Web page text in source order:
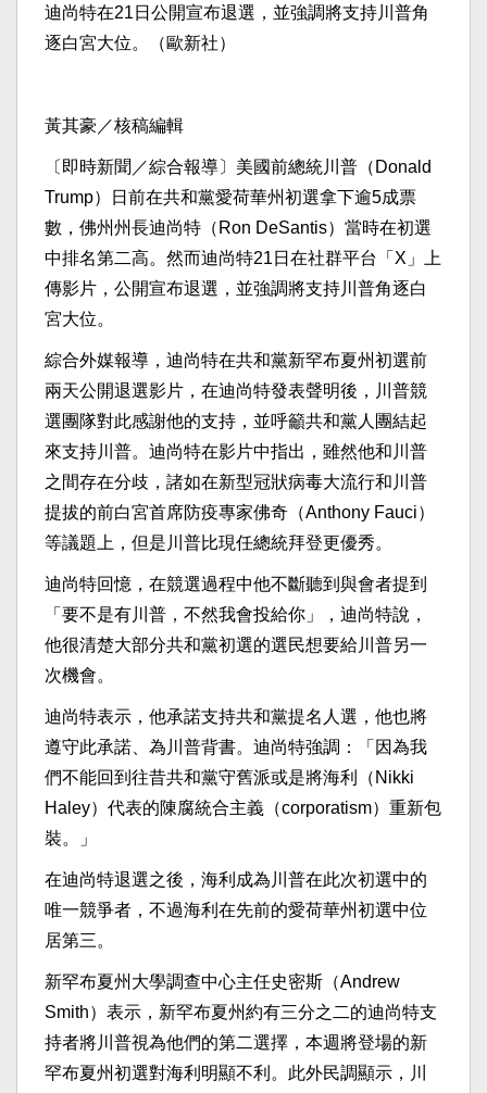
迪尚特在21日公開宣布退選，並強調將支持川普角
逐白宮大位。（歐新社）
黃其豪／核稿編輯
〔即時新聞／綜合報導〕美國前總統川普（Donald
Trump）日前在共和黨愛荷華州初選拿下逾5成票
數，佛州州長迪尚特（Ron DeSantis）當時在初選
中排名第二高。然而迪尚特21日在社群平台「X」上
傳影片，公開宣布退選，並強調將支持川普角逐白
宮大位。
綜合外媒報導，迪尚特在共和黨新罕布夏州初選前
兩天公開退選影片，在迪尚特發表聲明後，川普競
選團隊對此感謝他的支持，並呼籲共和黨人團結起
來支持川普。迪尚特在影片中指出，雖然他和川普
之間存在分歧，諸如在新型冠狀病毒大流行和川普
提拔的前白宮首席防疫專家佛奇（Anthony Fauci）
等議題上，但是川普比現任總統拜登更優秀。
迪尚特回憶，在競選過程中他不斷聽到與會者提到
「要不是有川普，不然我會投給你」，迪尚特說，
他很清楚大部分共和黨初選的選民想要給川普另一
次機會。
迪尚特表示，他承諾支持共和黨提名人選，他也將
遵守此承諾、為川普背書。迪尚特強調：「因為我
們不能回到往昔共和黨守舊派或是將海利（Nikki
Haley）代表的陳腐統合主義（corporatism）重新包
裝。」
在迪尚特退選之後，海利成為川普在此次初選中的
唯一競爭者，不過海利在先前的愛荷華州初選中位
居第三。
新罕布夏州大學調查中心主任史密斯（Andrew
Smith）表示，新罕布夏州約有三分之二的迪尚特支
持者將川普視為他們的第二選擇，本週將登場的新
罕布夏州初選對海利明顯不利。此外民調顯示，川